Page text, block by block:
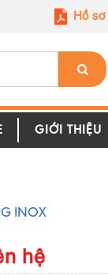
Hồ
GIỚI THIỆU
INOX
hệ